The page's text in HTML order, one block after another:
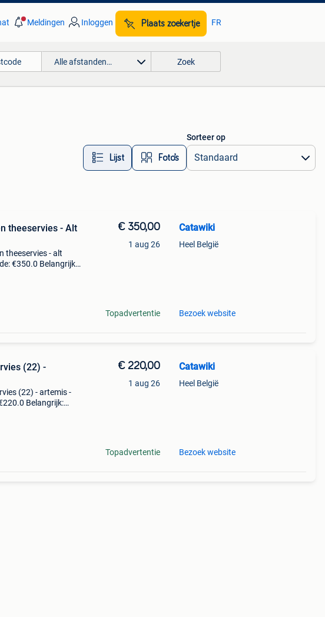
Meldingen Inloggen Plaats zoekertje FR
Alle afstanden… Zoek
Lijst Foto’s
Sorteer op
theeservies - Alt
theeservies - alt
€350.0 Belangrijk:
€ 350,00
1 aug 26
Topadvertentie
Catawiki
Heel België
Bezoek website
(22) -
(22) - artemis -
Belangrijk:
€ 220,00
1 aug 26
Topadvertentie
Catawiki
Heel België
Bezoek website